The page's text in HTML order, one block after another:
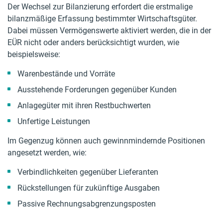
Der Wechsel zur Bilanzierung erfordert die erstmalige
bilanzmäßige Erfassung bestimmter Wirtschaftsgüter.
Dabei müssen Vermögenswerte aktiviert werden, die in der
EÜR nicht oder anders berücksichtigt wurden, wie
beispielsweise:
Warenbestände und Vorräte
Ausstehende Forderungen gegenüber Kunden
Anlagegüter mit ihren Restbuchwerten
Unfertige Leistungen
Im Gegenzug können auch gewinnmindernde Positionen
angesetzt werden, wie:
Verbindlichkeiten gegenüber Lieferanten
Rückstellungen für zukünftige Ausgaben
Passive Rechnungsabgrenzungsposten